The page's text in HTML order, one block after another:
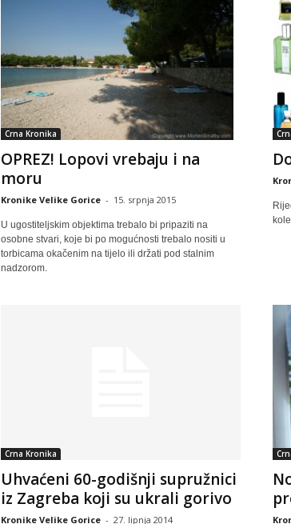
Crna Kronika
OPREZ! Lopovi vrebaju i na
moru
Kronike Velike Gorice - 15. srpnja 2015
U ugostiteljskim objektima trebalo bi pripaziti na
osobne stvari, koje bi po mogućnosti trebalo nositi u
torbicama okačenim na tijelo ili držati pod stalnim
nadzorom.
Crna Kronika
Uhvaćeni 60-godišnji supružnici
iz Zagreba koji su ukrali gorivo
Kronike Velike Gorice - 27. lipnja 2014